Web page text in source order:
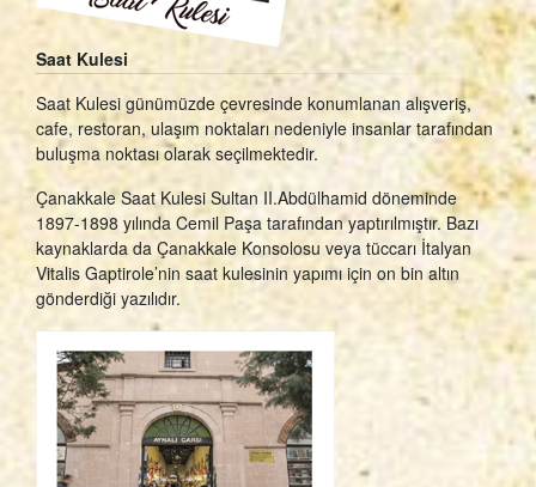
Saat Kulesi
Saat Kulesi günümüzde çevresinde konumlanan alışveriş,
cafe, restoran, ulaşım noktaları nedeniyle insanlar tarafından
buluşma noktası olarak seçilmektedir.
Çanakkale Saat Kulesi Sultan II.Abdülhamid döneminde
1897-1898 yılında Cemil Paşa tarafından yaptırılmıştır. Bazı
kaynaklarda da Çanakkale Konsolosu veya tüccarı İtalyan
Vitalis Gaptirole’nin saat kulesinin yapımı için on bin altın
gönderdiği yazılıdır.